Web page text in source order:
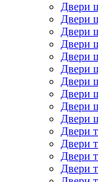
Двери
Двери
Двери
Двери
Двери
Двери
Двери
Двери
Двери
Двери
Двери
Двери
Двери
Двери